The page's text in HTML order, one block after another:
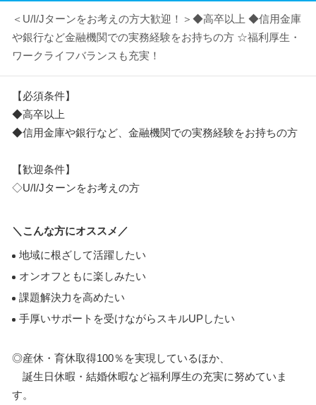
＜U/I/Jターンをお考えの方大歓迎！＞◆高卒以上 ◆信用金庫
や銀行など金融機関での実務経験をお持ちの方 ☆福利厚生・
ワークライフバランスも充実！
【必須条件】
◆高卒以上
◆信用金庫や銀行など、金融機関での実務経験をお持ちの方
【歓迎条件】
◇U/I/Jターンをお考えの方
＼こんな方にオススメ／
地域に根ざして活躍したい
オンオフともに楽しみたい
課題解決力を高めたい
手厚いサポートを受けながらスキルUPしたい
◎産休・育休取得100％を実現しているほか、
誕生日休暇・結婚休暇など福利厚生の充実に努めていま
す。